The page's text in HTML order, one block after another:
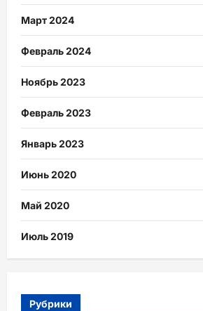
Март 2024
Февраль 2024
Ноябрь 2023
Февраль 2023
Январь 2023
Июнь 2020
Май 2020
Июль 2019
Рубрики